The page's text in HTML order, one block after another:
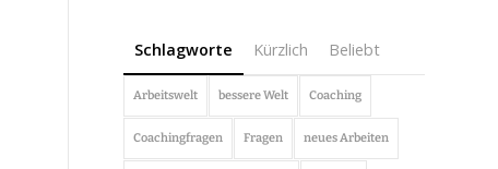
Schlagworte Kürzlich Beliebt
Arbeitswelt bessere Welt Coaching
Coachingfragen Fragen neues Arbeiten